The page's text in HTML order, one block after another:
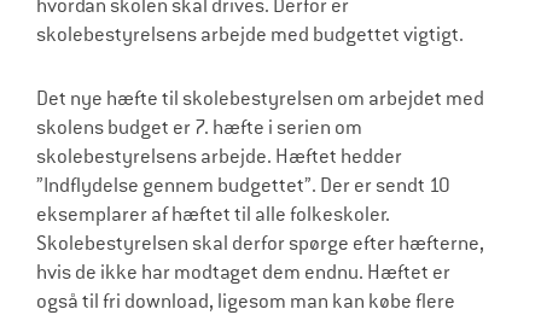
skolebestyrelsens arbejde med budgettet vigtigt.
Det nye hæfte til skolebestyrelsen om arbejdet med
skolens budget er 7. hæfte i serien om
skolebestyrelsens arbejde. Hæftet hedder
”Indflydelse gennem budgettet”. Der er sendt 10
eksemplarer af hæftet til alle folkeskoler.
Skolebestyrelsen skal derfor spørge efter hæfterne,
hvis de ikke har modtaget dem endnu. Hæftet er
også til fri download, ligesom man kan købe flere